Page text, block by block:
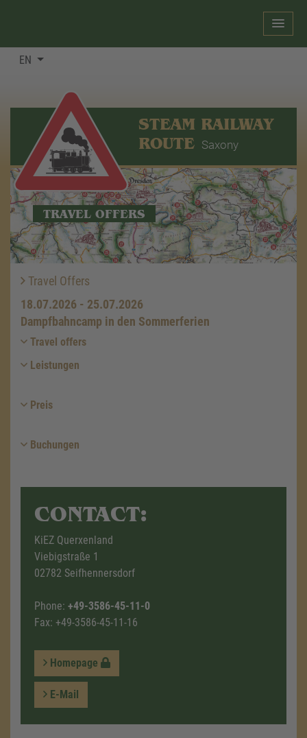
EN
STEAM RAILWAY
ROUTE Saxony
TRAVEL OFFERS
Travel Offers
18.07.2026 - 25.07.2026
Dampfbahncamp in den Sommerferien
Travel offers
Leistungen
Preis
Buchungen
CONTACT:
KiEZ Querxenland
Viebigstraße 1
02782 Seifhennersdorf
Phone: +49-3586-45-11-0
Fax: +49-3586-45-11-16
Homepage
E-Mail